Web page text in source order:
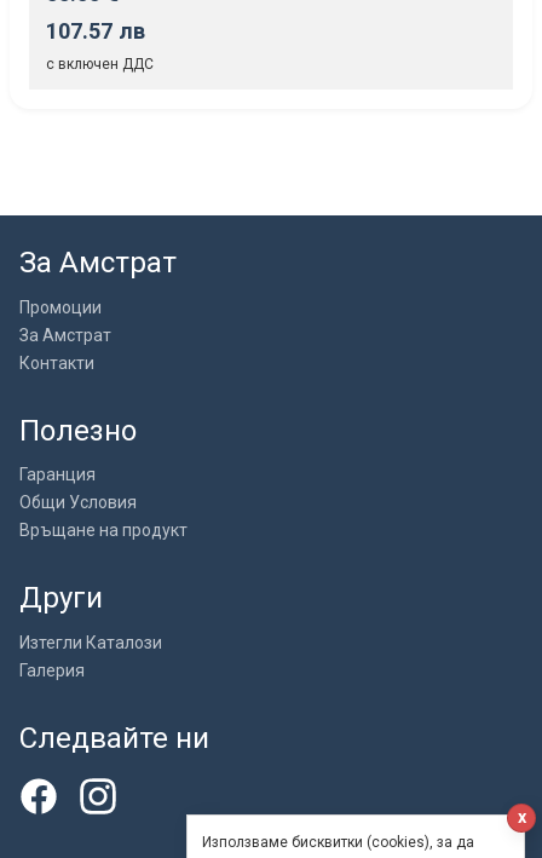
Използваме бисквитки (cookies), за да
x
107.57 лв
с включен ДДС
За Амстрат
Промоции
За Амстрат
Контакти
Полезно
Гаранция
Общи Условия
Връщане на продукт
Други
Изтегли Каталози
Галерия
Следвайте ни